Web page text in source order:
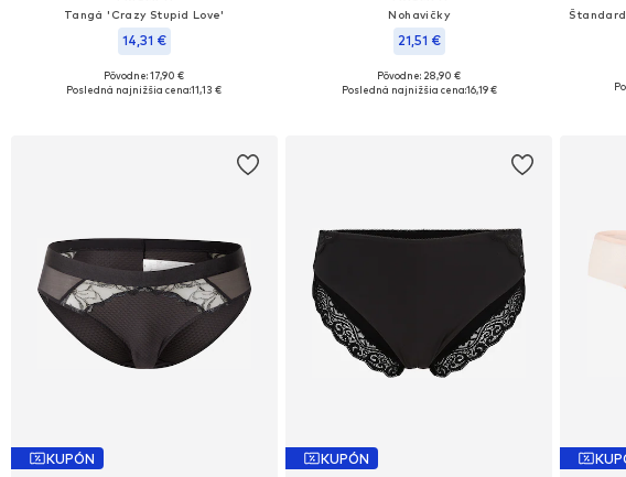
Tangá 'Crazy Stupid Love'
14,31 €
Dostupné veľkosti: XS-S, L
Pôvodne: 17,90 €
Posledná najnižšia cena:11,13 €
Nohavičky
21,51 €
Dostupné veľkosti: S, M-L
Pôvodne: 28,90 €
Posledná najnižšia cena:16,19 €
KUPÓN KUPÓN